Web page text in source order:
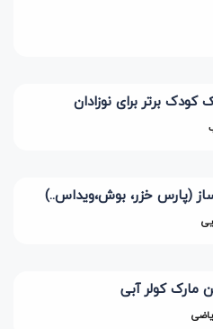
(پارس خزر، بوش،ویداس..)
مارک کولر آبی